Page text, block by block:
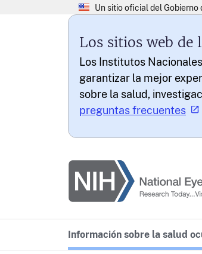
Los sitios web de
Los Institutos
garantizar la mejor
sobre la salud,
preguntas frecuentes
National Eye
Research
Información sobre la salud